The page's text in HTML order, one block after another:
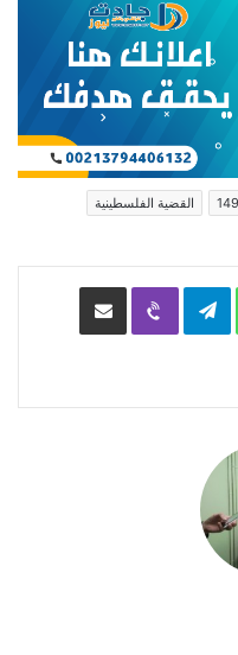
القضية الفلسطينية
WhatsApp
Telegram
Viber مشاركة عبر البريد